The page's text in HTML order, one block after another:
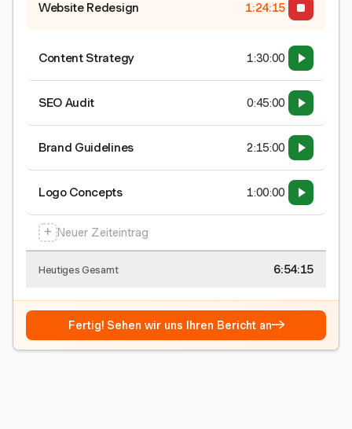
Website Redesign 1:24:16
Content Strategy 1:30:00
SEO Audit 0:45:00
Brand Guidelines 2:15:00
Logo Concepts 1:00:00
+ Neuer Zeiteintrag
Heutiges Gesamt 6:54:16
Fertig! Sehen wir uns Ihren Bericht an→